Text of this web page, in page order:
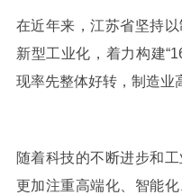
在近年来，江苏省坚持
新型工业化 ， 着力构建
现率先整体好转，制造业
随着科技的不断进步和
更加注重高端化、智能